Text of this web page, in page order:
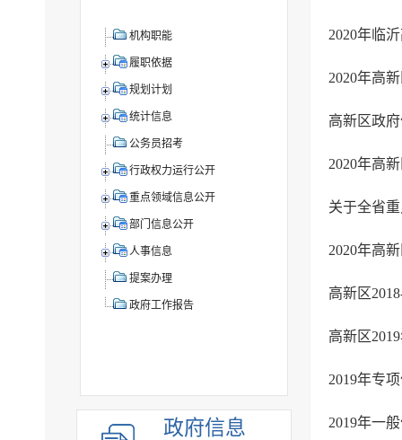
机构职能
履职依据
规划计划
统计信息
公务员招考
行政权力运行公开
重点领域信息公开
部门信息公开
人事信息
提案办理
政府工作报告
政府信息
2020年临
2020年高
高新区政
2020年高
关于全省
2020年高
高新区
高新区
2019年专
2019年一